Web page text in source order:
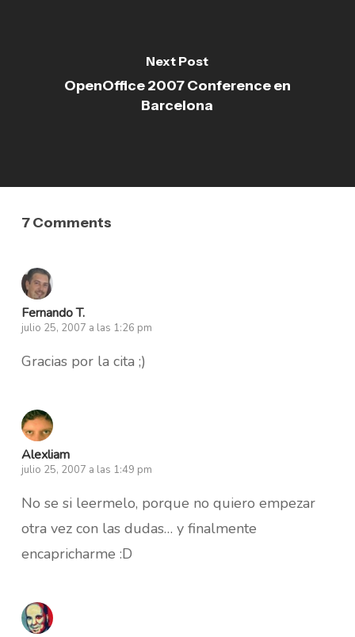
Next Post
OpenOffice 2007 Conference en
Barcelona
7 Comments
Fernando T.
julio 25, 2007 a las 1:26 pm
Gracias por la cita ;)
Alexliam
julio 25, 2007 a las 1:49 pm
No se si leermelo, porque no quiero empezar
otra vez con las dudas… y finalmente
encapricharme :D